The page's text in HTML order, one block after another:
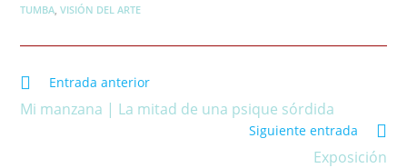
TUMBA VISIÓN DEL ARTE
Entrada anterior
Mi manzana | La mitad de una psique sórdida
Siguiente entrada
Exposición